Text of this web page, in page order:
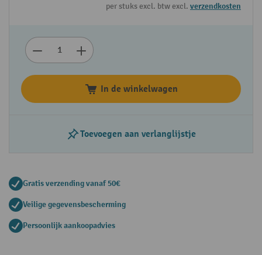
per stuks excl. btw excl. verzendkosten
In de winkelwagen
Toevoegen aan verlanglijstje
Gratis verzending vanaf 50€
Veilige gegevensbescherming
Persoonlijk aankoopadvies